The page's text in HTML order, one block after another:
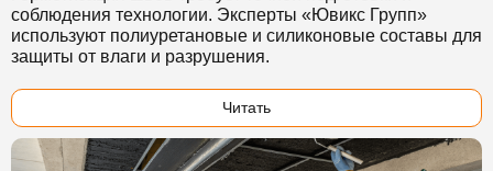
соблюдения технологии. Эксперты «Ювикс Групп»
используют полиуретановые и силиконовые составы для
защиты от влаги и разрушения.
Читать